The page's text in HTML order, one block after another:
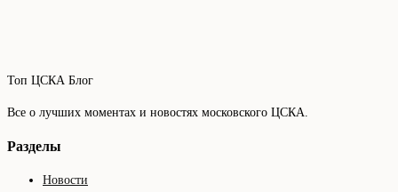
Топ ЦСКА Блог
Все о лучших моментах и новостях московского ЦСКА.
Разделы
Новости